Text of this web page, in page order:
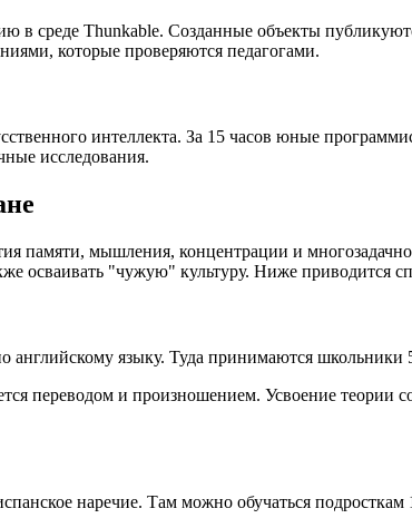
в среде Thunkable. Созданные объекты
которые проверяются педагогами.
интеллекта. За 15 часов юные
исследования.
памяти, мышления, концентрации и
осваивать "чужую" культуру. Ниже
английскому языку. Туда принимаются школьники
переводом и произношением. Усвоение теории
наречие. Там можно обучаться подросткам